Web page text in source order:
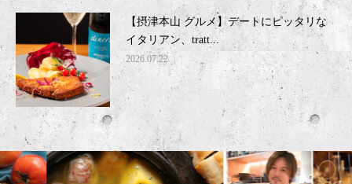
【摂津本山 グルメ】デートにピッタリな
イタリアン、tratt...
2026.07.22